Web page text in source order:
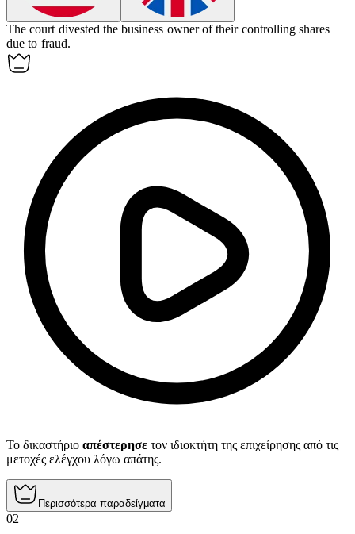
The court divested the business owner of their controlling shares
due to fraud.
Το δικαστήριο απέστερησε τον ιδιοκτήτη της επιχείρησης από τις
μετοχές ελέγχου λόγω απάτης.
Περισσότερα παραδείγματα
02